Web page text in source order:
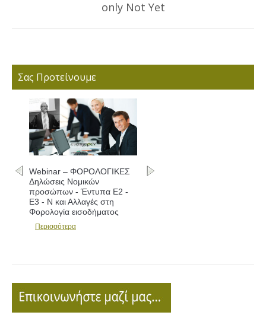
post:
only Not Yet
Σας Προτείνουμε
Webinar – ΦΟΡΟΛΟΓΙΚΕΣ
Δηλώσεις Νομικών
προσώπων - Έντυπα Ε2 -
Ε3 - Ν και Αλλαγές στη
Φορολογία εισοδήματος
Περισσότερα
Webinar – ΦΟΡΟΛΟΓΙΚΕΣ